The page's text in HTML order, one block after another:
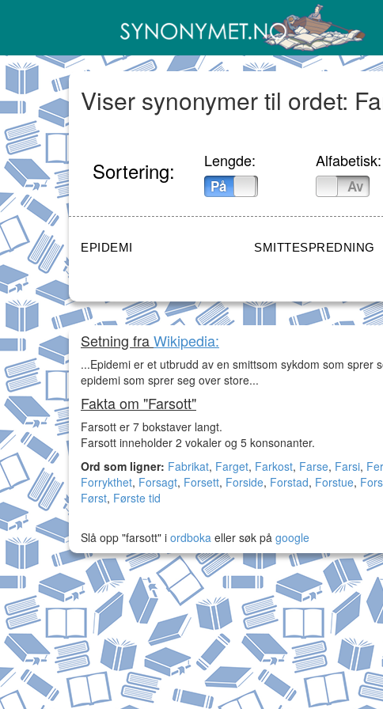
Viser synonymer til ordet:
Sortering: Lengde:
På
Alfabetisk:
Av
EPIDEMI SMITTESPREDNING
Setning fraWikipedia:
...Epidemi er et utbrudd av en smittsom sykdom som
epidemi som sprer seg over store...
Fakta om "Farsott"
Farsott er 7 bokstaver langt.
Farsott inneholder 2 vokaler og 5 konsonanter.
Ord som ligner: Fabrikat, Farget, Farkost, Farse, Farsi,
Forrykthet, Forsagt, Forsett, Forside, Forstad, Forstue,
Først, Første tid
Slå opp "farsott" i ordboka eller søk på google